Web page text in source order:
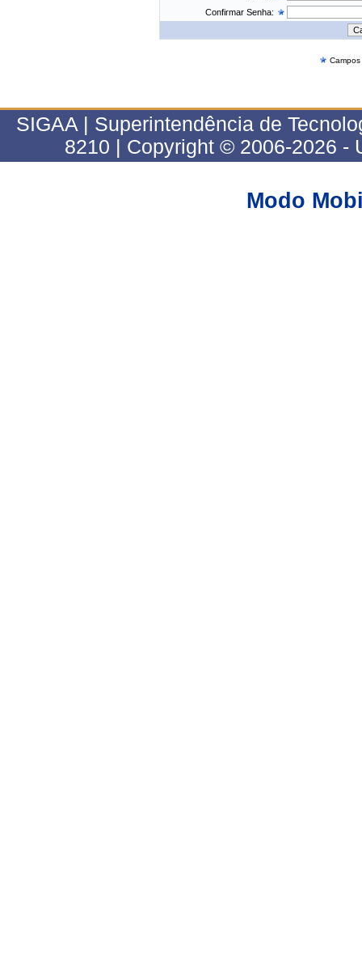
Confirmar Senha:
SIGAA | Superintendência de
8210 | Copyright © 2006-2026 -
Modo